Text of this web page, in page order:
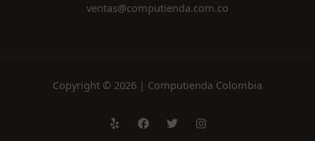
ventas@computienda.com.co
Copyright © 2026 | Computienda Colombia